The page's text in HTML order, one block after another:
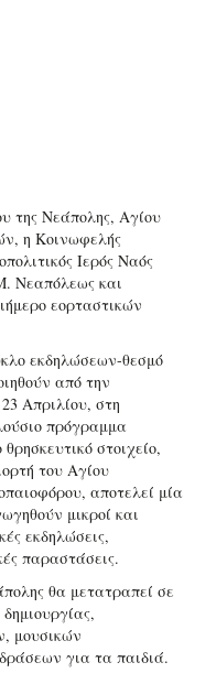
της Νεάπολης, Αγίου
η Κοινωφελής
Ιερός Ναός
Νεαπόλεως και
εορταστικών
εκδηλώσεων-θεσμό
από την
Απριλίου, στη
πρόγραμμα
στοιχείο,
του Αγίου
αποτελεί μία
μικροί και
εκδηλώσεις,
παραστάσεις.
θα μετατραπεί σε
μουσικών
για τα παιδιά.